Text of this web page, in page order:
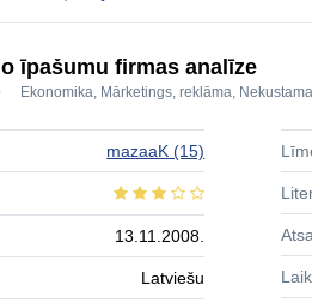
īpašumu firmas analīze
Ekonomika, Mārketings, reklāma,
mazaaK (15)
13.11.2008.
Latviešu